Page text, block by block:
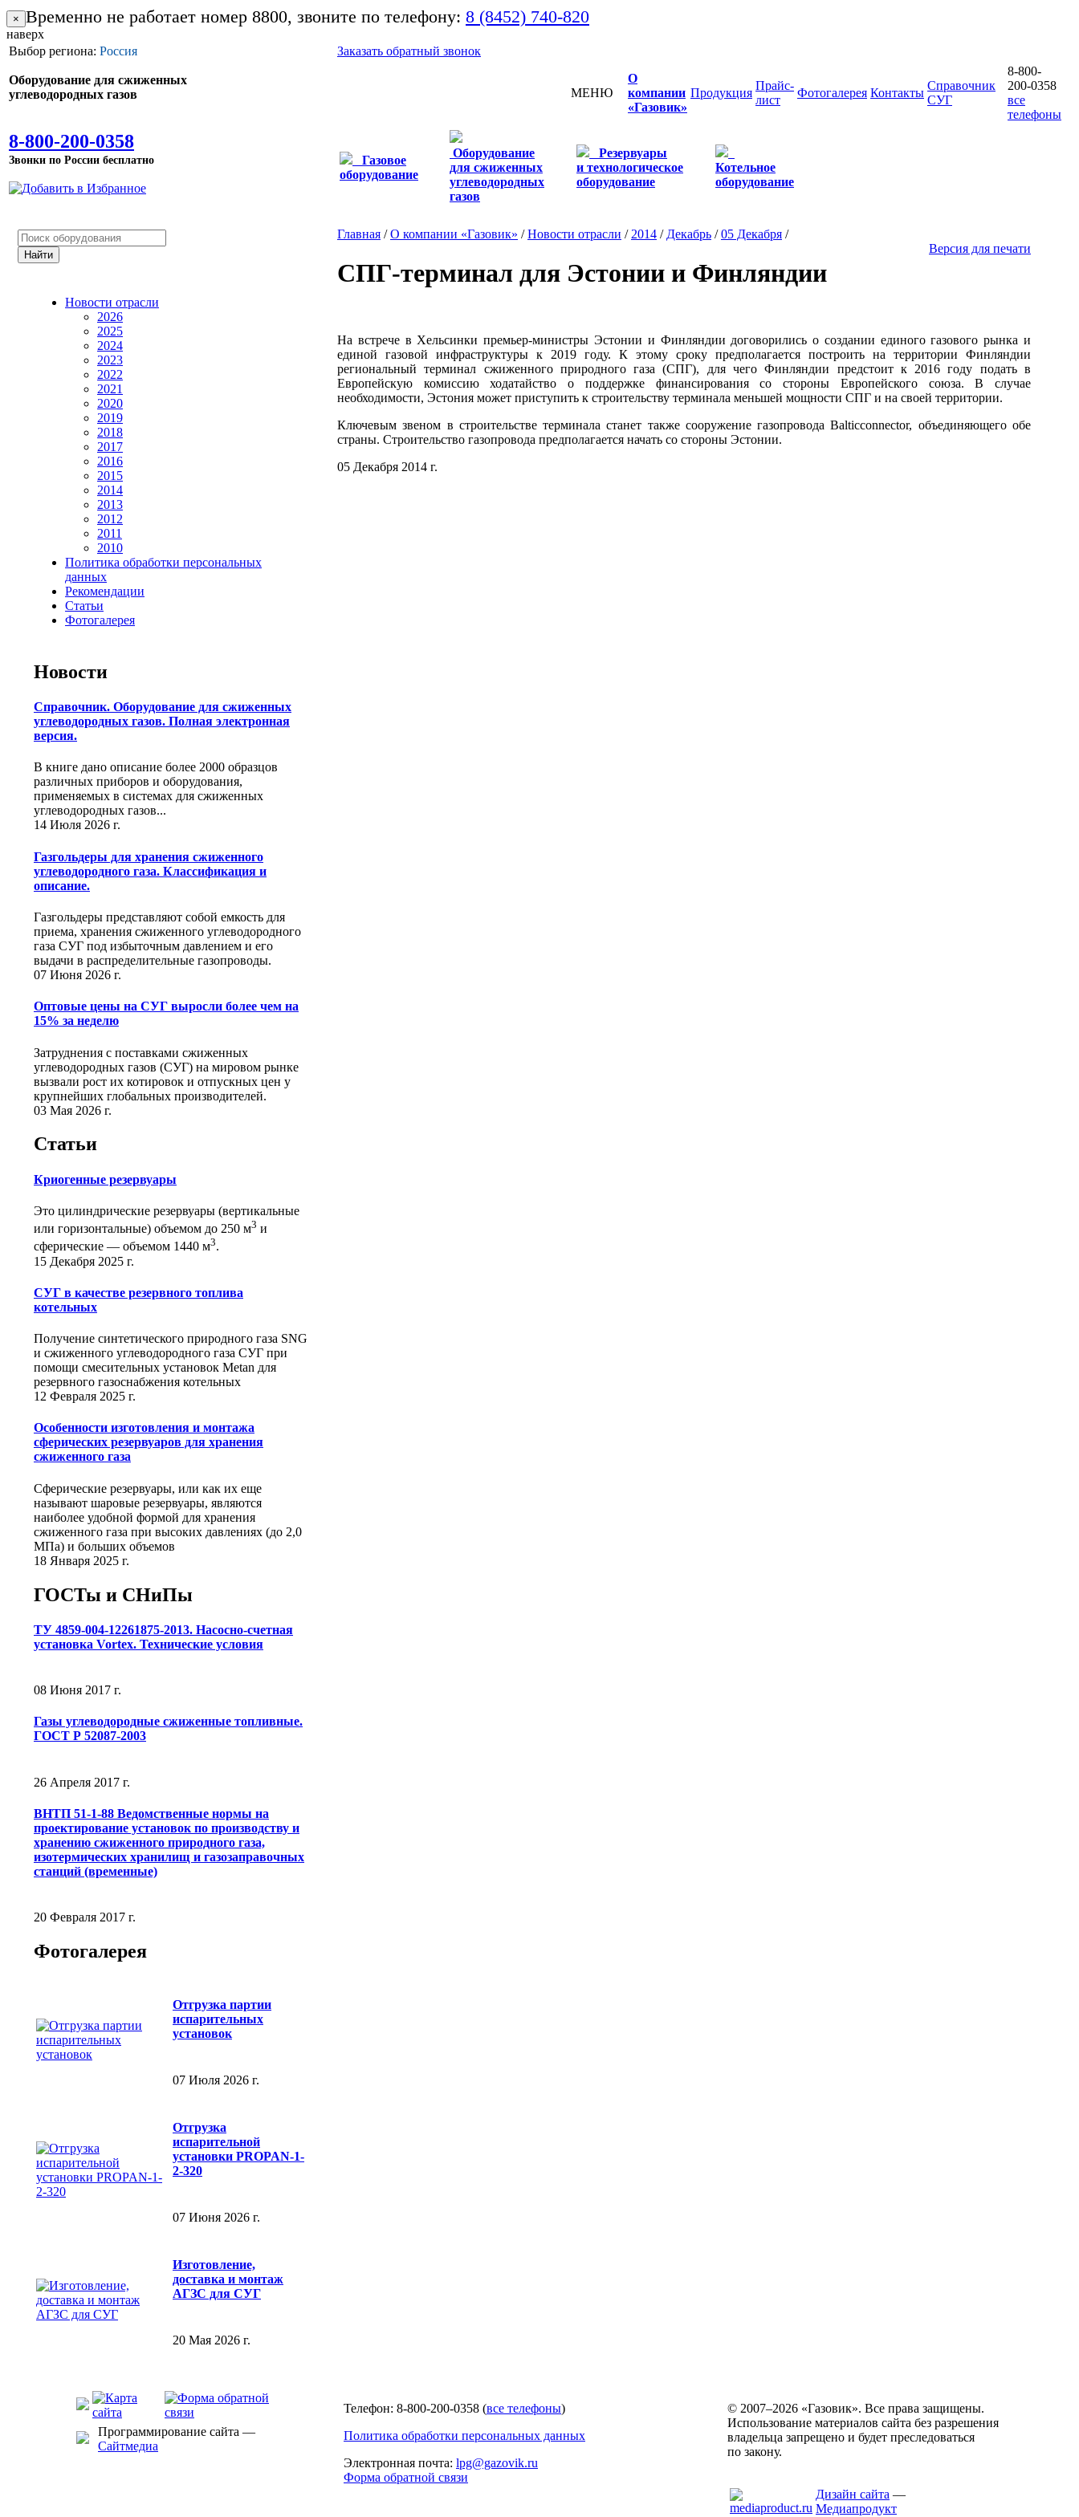
× Временно не работает номер 8800, звоните по телефону: 8 (8452) 740-820
наверх
Выбор региона: Россия
Оборудование для сжиженных
углеводородных газов
8-800-200-0358
Звонки по России бесплатно
Заказать обратный звонок
МЕНЮ
О
компании
«Газовик»
Продукция
Прайс-
лист
Фотогалерея Контакты
Справочник
СУГ
8-800-
200-0358
все
телефоны
Газовое
оборудование
Оборудование
для сжиженных
углеводородных
газов
Резервуары
и технологическое
оборудование
Котельное
оборудование
Новости отрасли
2026
2025
2024
2023
2022
2021
2020
2019
2018
2017
2016
2015
2014
2013
2012
2011
2010
Политика обработки персональных
данных
Рекомендации
Статьи
Фотогалерея
Новости
Справочник. Оборудование для сжиженных
углеводородных газов. Полная электронная
версия.
В книге дано описание более 2000 образцов
различных приборов и оборудования,
применяемых в системах для сжиженных
углеводородных газов...
14 Июля 2026 г.
Газгольдеры для хранения сжиженного
углеводородного газа. Классификация и
описание.
Газгольдеры представляют собой емкость для
приема, хранения сжиженного углеводородного
газа СУГ под избыточным давлением и его
выдачи в распределительные газопроводы.
07 Июня 2026 г.
Оптовые цены на СУГ выросли более чем на
15% за неделю
Затруднения с поставками сжиженных
углеводородных газов (СУГ) на мировом рынке
вызвали рост их котировок и отпускных цен у
крупнейших глобальных производителей.
03 Мая 2026 г.
Статьи
Криогенные резервуары
Это цилиндрические резервуары (вертикальные
или горизонтальные) объемом до 250 м3 и
сферические ― объемом 1440 м3.
15 Декабря 2025 г.
СУГ в качестве резервного топлива
котельных
Получение синтетического природного газа SNG
и сжиженного углеводородного газа СУГ при
помощи смесительных установок Metan для
резервного газоснабжения котельных
12 Февраля 2025 г.
Особенности изготовления и монтажа
сферических резервуаров для хранения
сжиженного газа
Сферические резервуары, или как их еще
называют шаровые резервуары, являются
наиболее удобной формой для хранения
сжиженного газа при высоких давлениях (до 2,0
МПа) и больших объемов
18 Января 2025 г.
ГОСТы и СНиПы
ТУ 4859-004-12261875-2013. Насосно-счетная
установка Vortex. Технические условия
08 Июня 2017 г.
Газы углеводородные сжиженные топливные.
ГОСТ Р 52087-2003
26 Апреля 2017 г.
ВНТП 51-1-88 Ведомственные нормы на
проектирование установок по производству и
хранению сжиженного природного газа,
изотермических хранилищ и газозаправочных
станций (временные)
20 Февраля 2017 г.
Фотогалерея
Отгрузка партии
испарительных
установок
07 Июля 2026 г.
Отгрузка
испарительной
установки PROPAN-1-
2-320
07 Июня 2026 г.
Изготовление,
доставка и монтаж
АГЗС для СУГ
20 Мая 2026 г.
Главная /О компании «Газовик» /Новости отрасли / 2014 / Декабрь /05 Декабря /
Версия для печати
СПГ-терминал для Эстонии и Финляндии
На встрече в Хельсинки премьер-министры Эстонии и Финляндии договорились о создании единого газового рынка и
единой газовой инфраструктуры к 2019 году. К этому сроку предполагается построить на территории Финляндии
региональный терминал сжиженного природного газа (СПГ), для чего Финляндии предстоит к 2016 году подать в
Европейскую комиссию ходатайство о поддержке финансирования со стороны Европейского союза. В случае
необходимости, Эстония может приступить к строительству терминала меньшей мощности СПГ и на своей территории.
Ключевым звеном в строительстве терминала станет также сооружение газопровода Balticconnector, объединяющего обе
страны. Строительство газопровода предполагается начать со стороны Эстонии.
05 Декабря 2014 г.
Программирование сайта —
Сайтмедиа
Телефон: 8-800-200-0358 (все телефоны)
Политика обработки персональных данных
Электронная почта: lpg@gazovik.ru
Форма обратной связи
© 2007–2026 «Газовик». Все права защищены.
Использование материалов сайта без разрешения
владельца запрещено и будет преследоваться
по закону.
Дизайн сайта —
Медиапродукт